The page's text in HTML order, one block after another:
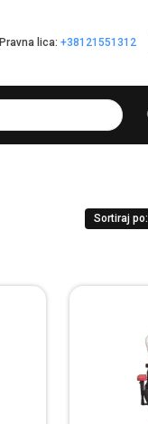
Pravna lica: +38121551312
Sortiraj po: